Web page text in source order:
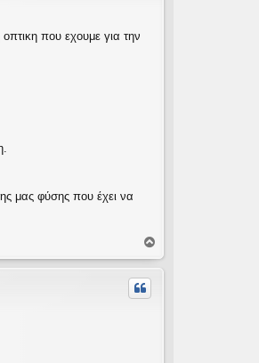
που εχουμε για την
μας φύσης που έχει να
ο
ρ